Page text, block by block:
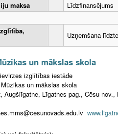
maksa
Līdzfinansējums
Uzņemšana
un mākslas skola
izglītības iestāde
Mūzikas un mākslas skola
Augšlīgatne, Līgatnes pag., Cēsu nov.,